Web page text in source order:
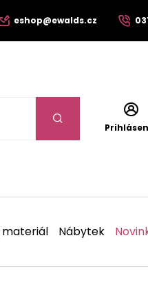
eshop@ewalds.cz
materiál Nábytek